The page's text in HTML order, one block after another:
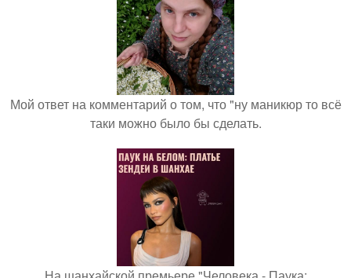
Мой ответ на комментарий о том, что "ну маникюр то всё
таки можно было бы сделать.